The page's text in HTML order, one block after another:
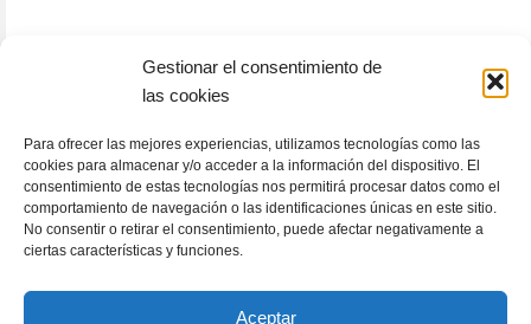
Gestionar el consentimiento de
las cookies
Para ofrecer las mejores experiencias, utilizamos tecnologías como las
cookies para almacenar y/o acceder a la información del dispositivo. El
consentimiento de estas tecnologías nos permitirá procesar datos como el
comportamiento de navegación o las identificaciones únicas en este sitio.
No consentir o retirar el consentimiento, puede afectar negativamente a
ciertas características y funciones.
Aceptar
12001 Castellón de la Plana
964 81 37 63